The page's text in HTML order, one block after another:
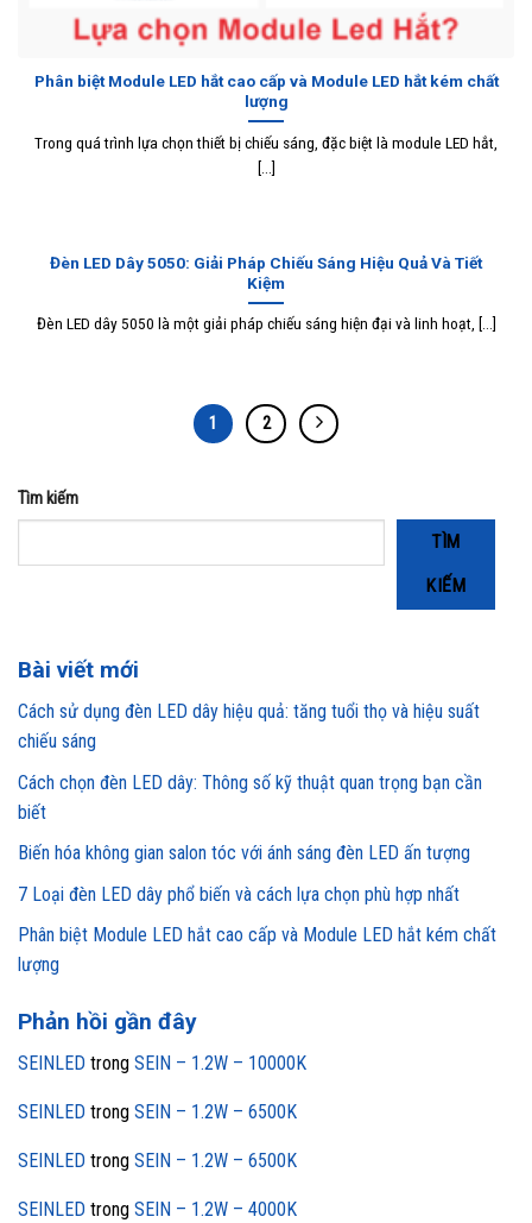
Phân biệt Module LED hắt cao cấp và Module LED hắt kém chất
lượng
Trong quá trình lựa chọn thiết bị chiếu sáng, đặc biệt là module LED hắt,
[...]
Đèn LED Dây 5050: Giải Pháp Chiếu Sáng Hiệu Quả Và Tiết
Kiệm
Đèn LED dây 5050 là một giải pháp chiếu sáng hiện đại và linh hoạt, [...]
1 2
Tìm kiếm
TÌM
KIẾM
Bài viết mới
Cách sử dụng đèn LED dây hiệu quả: tăng tuổi thọ và hiệu suất
chiếu sáng
Cách chọn đèn LED dây: Thông số kỹ thuật quan trọng bạn cần
biết
Biến hóa không gian salon tóc với ánh sáng đèn LED ấn tượng
7 Loại đèn LED dây phổ biến và cách lựa chọn phù hợp nhất
Phân biệt Module LED hắt cao cấp và Module LED hắt kém chất
lượng
Phản hồi gần đây
SEINLED trong SEIN – 1.2W – 10000K
SEINLED trong SEIN – 1.2W – 6500K
SEINLED trong SEIN – 1.2W – 6500K
SEINLED trong SEIN – 1.2W – 4000K